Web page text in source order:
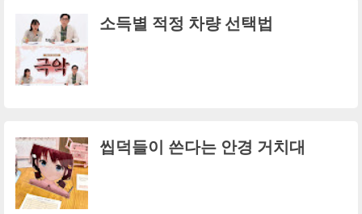
소득별 적정 차량 선택법
씹덕들이 쓴다는 안경 거치대